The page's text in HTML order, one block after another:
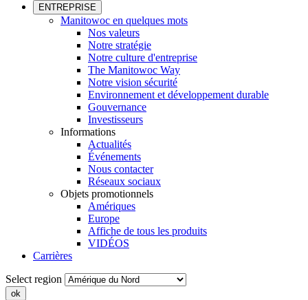
ENTREPRISE
Manitowoc en quelques mots
Nos valeurs
Notre stratégie
Notre culture d'entreprise
The Manitowoc Way
Notre vision sécurité
Environnement et développement durable
Gouvernance
Investisseurs
Informations
Actualités
Événements
Nous contacter
Réseaux sociaux
Objets promotionnels
Amériques
Europe
Affiche de tous les produits
VIDÉOS
Carrières
Select region